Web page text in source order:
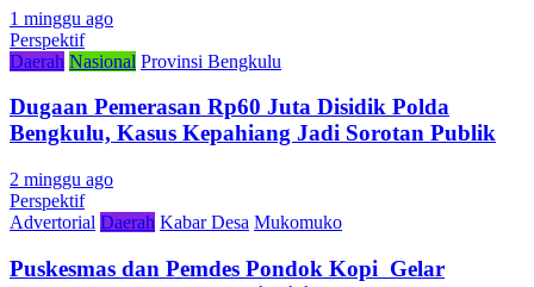
1 minggu ago
Perspektif
Daerah Nasional Provinsi Bengkulu
Dugaan Pemerasan Rp60 Juta Disidik Polda
Bengkulu, Kasus Kepahiang Jadi Sorotan Publik
2 minggu ago
Perspektif
Advertorial Daerah Kabar Desa Mukomuko
Puskesmas dan Pemdes Pondok Kopi Gelar